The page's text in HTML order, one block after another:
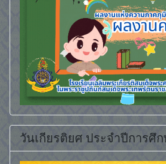
วันเกียรติยศ ประจำปีการศึ